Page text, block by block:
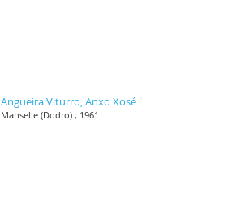
Angueira Viturro, Anxo Xosé
Manselle (Dodro) , 1961